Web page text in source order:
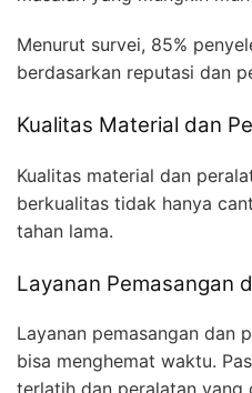
Menurut survei, 85%
berdasarkan reputasi dan
Kualitas Material dan
Kualitas material dan
berkualitas tidak hanya
tahan lama.
Layanan Pemasangan
Layanan pemasangan dan
bisa menghemat waktu.